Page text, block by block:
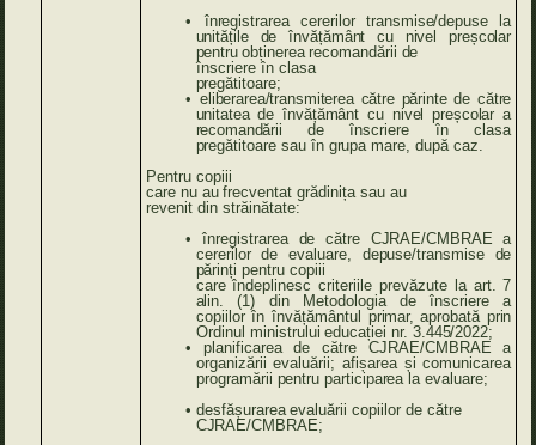
• înregistrarea cererilor transmise/depuse
la
unitățile
de învățământ cu nivel
preșcolar
pentru obținerea recomandării de
înscriere în clasa
pregătitoare;
•eliberarea/transmiterea către părinte de către
unitatea de învățământ cu nivel preșcolar a
recomandării
deînscriere în clasa
pregătitoare sau îngrupa mare, dupăcaz.
Pentru copiii
carenu aufrecventat grădinițasauau
revenitdinstrăinătate:
• înregistrarea de către CJRAE/CMBRAE a
cererilorde evaluare, depuse/transmise
de
părinți pentrucopiii
care îndeplinesc criteriileprevăzute la art. 7
alin.
(1) dinMetodologiadeînscriere a
copiilor în învățământulprimar, aprobată prin
Ordinul ministrului educației nr. 3.445/2022;
• planificarea de către CJRAE/CMBRAE a
organizării evaluării; afișarea și comunicarea
programării pentru participarea la evaluare;
• desfășurarea evaluării copiilordecătre
CJRAE/CMBRAE;